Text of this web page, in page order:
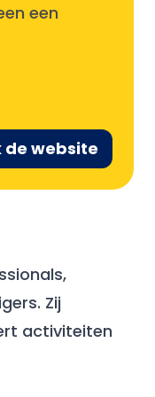
een
de website
Zij
activiteiten